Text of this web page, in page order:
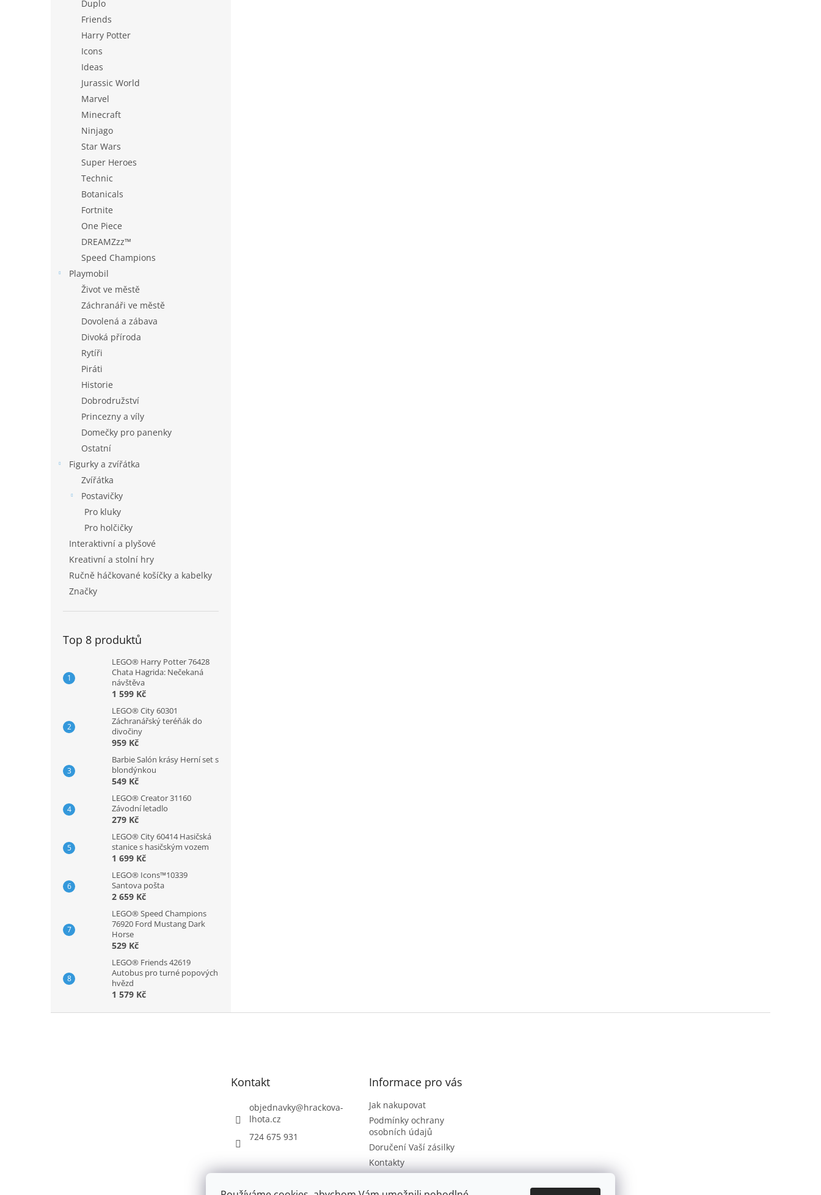
Duplo
Friends
Harry Potter
Icons
Ideas
Jurassic World
Marvel
Minecraft
Ninjago
Star Wars
Super Heroes
Technic
Botanicals
Fortnite
One Piece
DREAMZzz™
Speed Champions
Playmobil
Život ve městě
Záchranáři ve městě
Dovolená a zábava
Divoká příroda
Rytíři
Piráti
Historie
Dobrodružství
Princezny a víly
Domečky pro panenky
Ostatní
Figurky a zvířátka
Zvířátka
Postavičky
Pro kluky
Pro holčičky
Interaktivní a plyšové
Kreativní a stolní hry
Ručně háčkované košíčky a kabelky
Značky
Top 8 produktů
LEGO® Harry Potter 76428
Chata Hagrida: Nečekaná
návštěva
1 599 Kč
LEGO® City 60301
Záchranářský teréňák do
divočiny
959 Kč
Barbie Salón krásy Herní set s
blondýnkou
549 Kč
LEGO® Creator 31160
Závodní letadlo
279 Kč
LEGO® City 60414 Hasičská
stanice s hasičským vozem
1 699 Kč
LEGO® Icons™10339
Santova pošta
2 659 Kč
LEGO® Speed Champions
76920 Ford Mustang Dark
Horse
529 Kč
LEGO® Friends 42619
Autobus pro turné popových
hvězd
1 579 Kč
Kontakt
objednavky@hrackova-
lhota.cz
724 675 931
Informace pro vás
Jak nakupovat
Podmínky ochrany
osobních údajů
Doručení Vaší zásilky
Kontakty